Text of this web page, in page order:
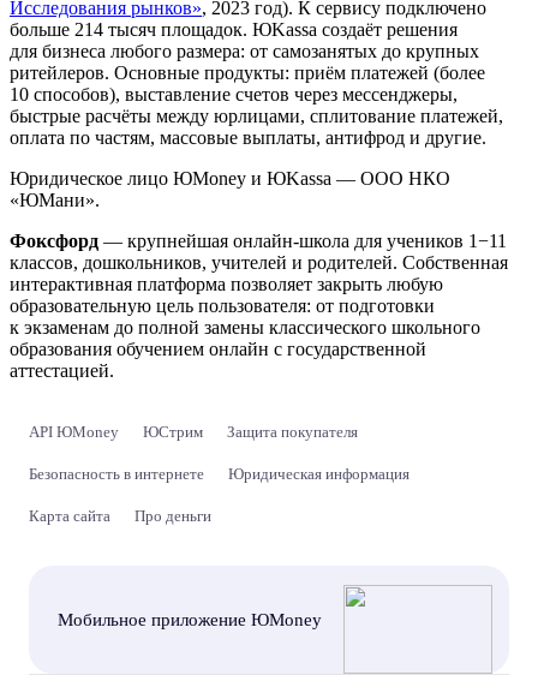
Исследования рынков», 2023 год). К сервису подключено
больше 214 тысяч площадок. ЮKassa создаёт решения
для бизнеса любого размера: от самозанятых до крупных
ритейлеров. Основные продукты: приём платежей (более
10 способов), выставление счетов через мессенджеры,
быстрые расчёты между юрлицами, сплитование платежей,
оплата по частям, массовые выплаты, антифрод и другие.
Юридическое лицо ЮMoney и ЮKassa — ООО НКО
«ЮМани».
Фоксфорд — крупнейшая онлайн-школа для учеников 1−11
классов, дошкольников, учителей и родителей. Собственная
интерактивная платформа позволяет закрыть любую
образовательную цель пользователя: от подготовки
к экзаменам до полной замены классического школьного
образования обучением онлайн с государственной
аттестацией.
API ЮMoney ЮСтрим Защита покупателя
Безопасность в интернете Юридическая информация
Карта сайта Про деньги
Мобильное приложение ЮMoney